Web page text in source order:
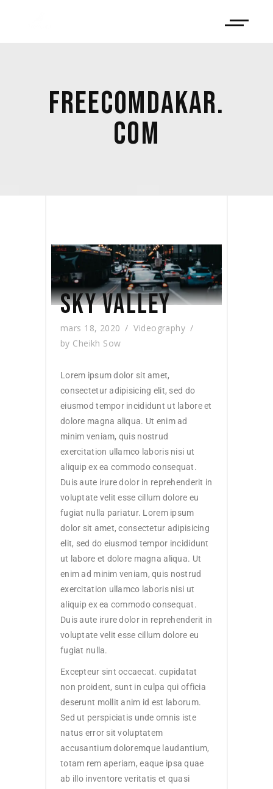
FREECOMDAKAR.
COM
SKY VALLEY
mars 18, 2020
Videography
by Cheikh Sow
Lorem ipsum dolor sit amet,
consectetur adipisicing elit, sed do
eiusmod tempor incididunt ut labore et
dolore magna aliqua. Ut enim ad
minim veniam, quis nostrud
exercitation ullamco laboris nisi ut
aliquip ex ea commodo consequat.
Duis aute irure dolor in reprehenderit in
voluptate velit esse cillum dolore eu
fugiat nulla pariatur. Lorem ipsum
dolor sit amet, consectetur adipisicing
elit, sed do eiusmod tempor incididunt
ut labore et dolore magna aliqua. Ut
enim ad minim veniam, quis nostrud
exercitation ullamco laboris nisi ut
aliquip ex ea commodo consequat.
Duis aute irure dolor in reprehenderit in
voluptate velit esse cillum dolore eu
fugiat nulla.
Excepteur sint occaecat. cupidatat
non proident, sunt in culpa qui officia
deserunt mollit anim id est laborum.
Sed ut perspiciatis unde omnis iste
natus error sit voluptatem
accusantium doloremque laudantium,
totam rem aperiam, eaque ipsa quae
ab illo inventore veritatis et quasi